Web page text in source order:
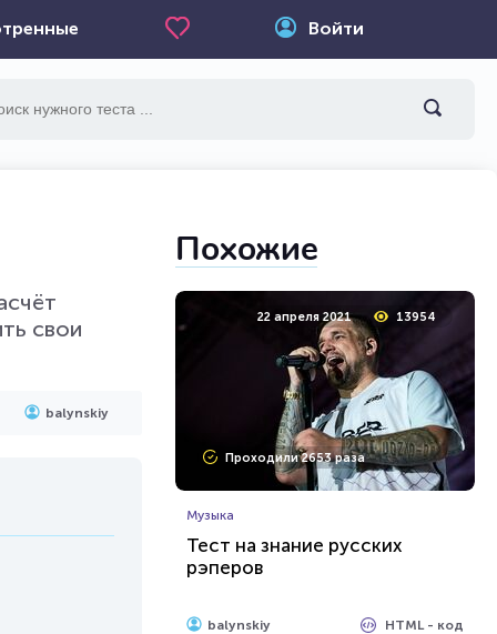
Войти
свои
balynskiy
Похожие
22 апреля 2021 13954
Проходили 2653 раза
Музыка
Тест на знание русских
рэперов
balynskiy HTML - код